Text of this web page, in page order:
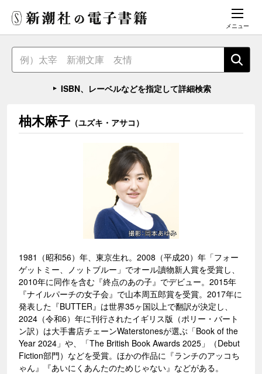
メニュー
ISBN、レーベルなどを指定して詳細検索
柚木麻子 （ユズキ・アサコ）
1981（昭和56）年、東京生れ。2008（平成20）年「フォー
ゲットミー、ノットブルー」でオール讀物新人賞を受賞し、
2010年に同作を含む『終点のあの子』でデビュー。2015年
『ナイルパーチの女子会』で山本周五郎賞を受賞。2017年に
発表した『BUTTER』は世界35ヶ国以上で翻訳が決定し、
2024（令和6）年に刊行されたイギリス版（ポリー・バート
ン訳）は大手書店チェーンWaterstonesが選ぶ「Book of the
Year 2024」や、「The British Book Awards 2025」（Debut
Fiction部門）などを受賞。ほかの作品に『ランチのアッコち
ゃん』『あいにくあんたのためじゃない』などがある。